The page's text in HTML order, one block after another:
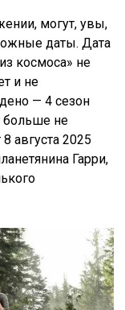
могут, увы,
даты. Дата
космоса» не
и не
— 4 сезон
больше не
августа 2025
Гарри,